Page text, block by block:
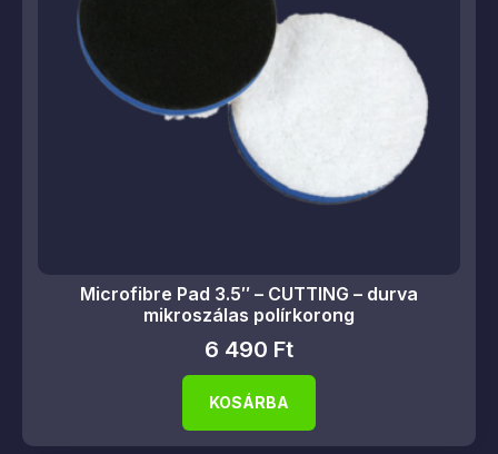
Microfibre Pad 3.5″ – CUTTING – durva
mikroszálas polírkorong
6 490 Ft
KOSÁRBA